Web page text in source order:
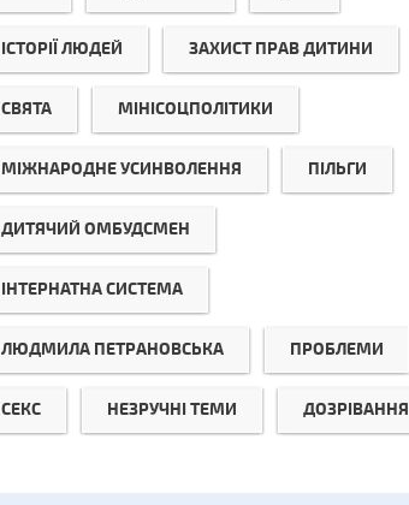
ІСТОРІЇ ЛЮДЕЙ ЗАХИСТ ПРАВ ДИТИНИ
СВЯТА МІНІСОЦПОЛІТИКИ
МІЖНАРОДНЕ УСИНВОЛЕННЯ ПІЛЬГИ
ДИТЯЧИЙ ОМБУДСМЕН
ІНТЕРНАТНА СИСТЕМА
ЛЮДМИЛА ПЕТРАНОВСЬКА ПРОБЛЕМИ
СЕКС НЕЗРУЧНІ ТЕМИ ДОЗРІВАННЯ